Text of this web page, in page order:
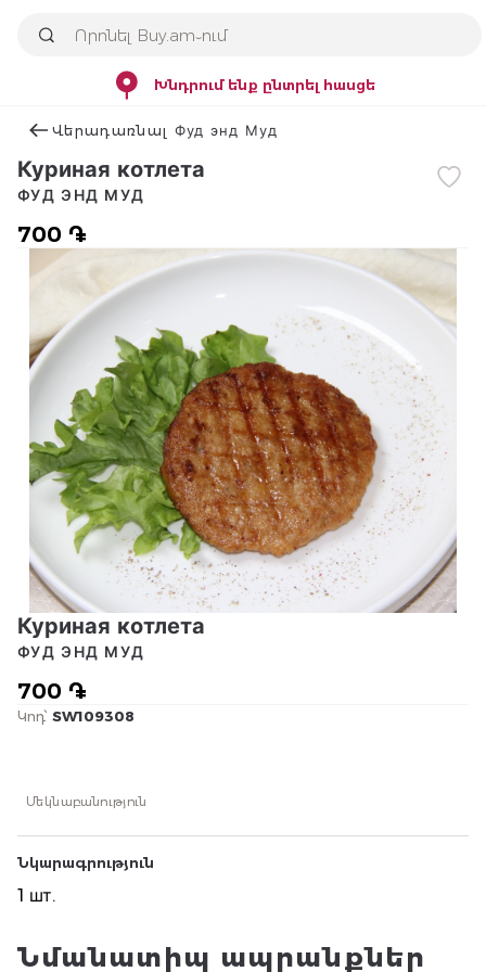
Խնդրում ենք ընտրել հասցե
Վերադառնալ Фуд энд Муд
Куриная котлета
700 ֏
ФУД ЭНД МУД
Куриная котлета
700 ֏
ФУД ЭНД МУД
Կոդ՝ SW109308
Մեկնաբանություն
Նկարագրություն
1 шт.
Նմանատիպ ապրանքներ